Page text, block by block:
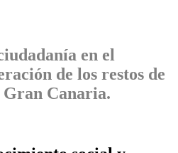
en el
de los restos de
Gran Canaria.